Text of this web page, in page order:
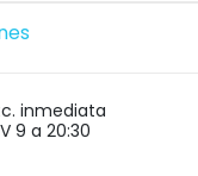
inmediata
9 a 20:30